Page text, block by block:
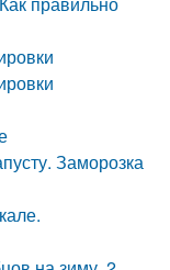
Заморозка